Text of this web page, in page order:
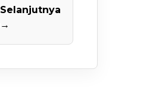
Selanjutnya
→